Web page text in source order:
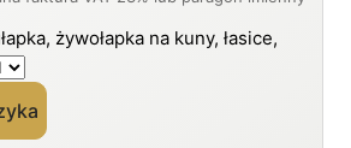
żywołapka na kuny, łasice,